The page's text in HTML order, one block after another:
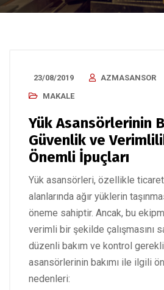
23/08/2019 AZMASANSOR
MAKALE
Yük Asansörlerinin
Güvenlik ve
Önemli İpuçları
Yük asansörleri, özellikle
alanlarında ağır yüklerin
öneme sahiptir. Ancak, bu
verimli bir şekilde çalışmasını
düzenli bakım ve kontrol
asansörlerinin bakımı ile ilgili
nedenleri: